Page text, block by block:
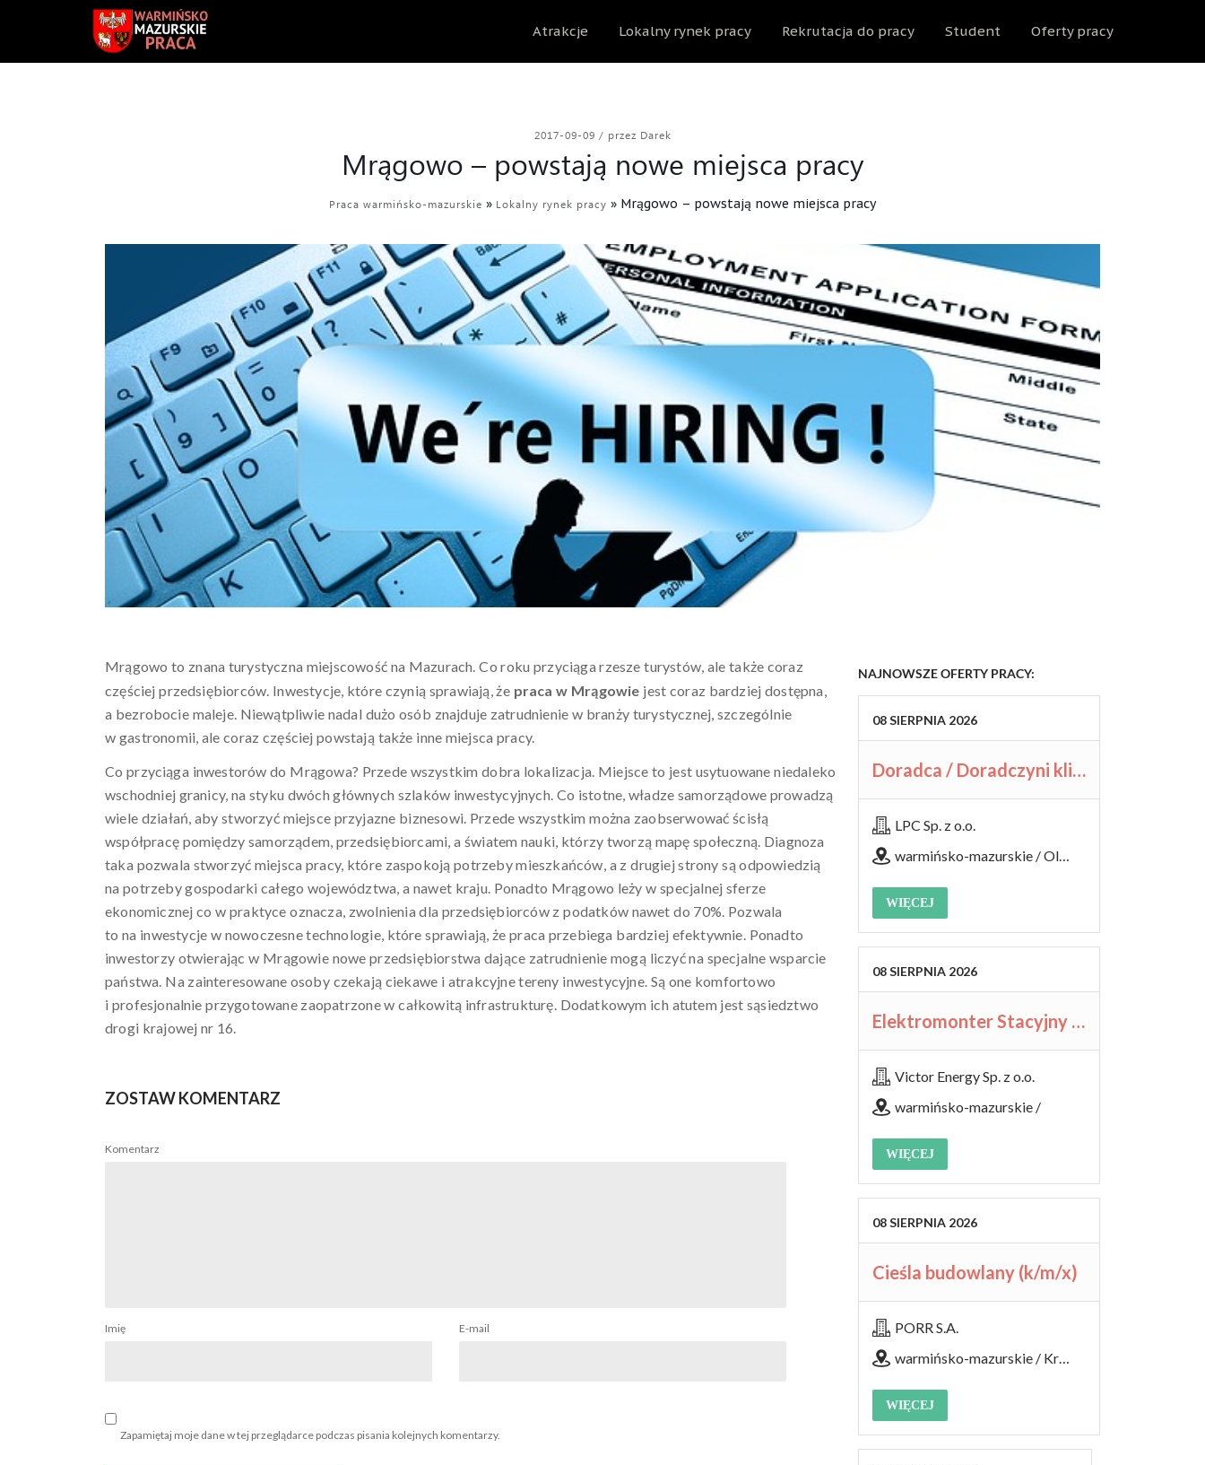
Atrakcje Lokalny rynek pracy Rekrutacja do pracy Student Oferty pracy
2017-09-09 / przez Darek
Mrągowo – powstają nowe miejsca pracy
Praca warmińsko-mazurskie » Lokalny rynek pracy » Mrągowo – powstają nowe miejsca pracy
Mrągowo to znana turystyczna miejscowość na Mazurach. Co roku przyciąga rzesze turystów, ale także coraz
częściej przedsiębiorców. Inwestycje, które czynią sprawiają, że praca w Mrągowie jest coraz bardziej dostępna,
a bezrobocie maleje. Niewątpliwie nadal dużo osób znajduje zatrudnienie w branży turystycznej, szczególnie
w gastronomii, ale coraz częściej powstają także inne miejsca pracy.
Co przyciąga inwestorów do Mrągowa? Przede wszystkim dobra lokalizacja. Miejsce to jest usytuowane niedaleko
wschodniej granicy, na styku dwóch głównych szlaków inwestycyjnych. Co istotne, władze samorządowe prowadzą
wiele działań, aby stworzyć miejsce przyjazne biznesowi. Przede wszystkim można zaobserwować ścisłą
współpracę pomiędzy samorządem, przedsiębiorcami, a światem nauki, którzy tworzą mapę społeczną. Diagnoza
taka pozwala stworzyć miejsca pracy, które zaspokoją potrzeby mieszkańców, a z drugiej strony są odpowiedzią
na potrzeby gospodarki całego województwa, a nawet kraju. Ponadto Mrągowo leży w specjalnej sferze
ekonomicznej co w praktyce oznacza, zwolnienia dla przedsiębiorców z podatków nawet do 70%. Pozwala
to na inwestycje w nowoczesne technologie, które sprawiają, że praca przebiega bardziej efektywnie. Ponadto
inwestorzy otwierając w Mrągowie nowe przedsiębiorstwa dające zatrudnienie mogą liczyć na specjalne wsparcie
państwa. Na zainteresowane osoby czekają ciekawe i atrakcyjne tereny inwestycyjne. Są one komfortowo
i profesjonalnie przygotowane zaopatrzone w całkowitą infrastrukturę. Dodatkowym ich atutem jest sąsiedztwo
drogi krajowej nr 16.
ZOSTAW KOMENTARZ
Komentarz
Imię E-mail
Zapamiętaj moje dane w tej przeglądarce podczas pisania kolejnych komentarzy.
NAJNOWSZE OFERTY PRACY:
08SIERPNIA 2026
Doradca / Doradczyni klienta biznesowego
LPC Sp. z o.o.
warmińsko-mazurskie / Olsztyn
WIĘCEJ
08SIERPNIA 2026
Elektromonter Stacyjny / Elektromonterka Stacyjna (K/M)
Victor Energy Sp. z o.o.
warmińsko-mazurskie /
WIĘCEJ
08SIERPNIA 2026
Cieśla budowlany (k/m/x)
PORR S.A.
warmińsko-mazurskie / Kromerowo
WIĘCEJ